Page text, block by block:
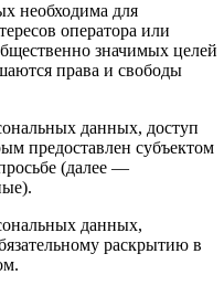
необходима для
оператора или
значимых целей
права и свободы
данных, доступ
предоставлен субъектом
(далее —
данных,
раскрытию в